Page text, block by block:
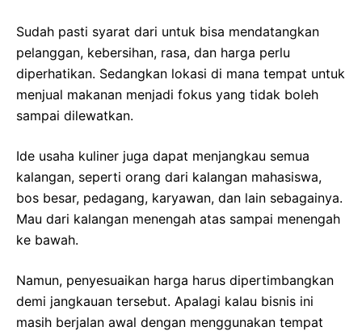
Sudah pasti syarat dari untuk bisa mendatangkan
pelanggan, kebersihan, rasa, dan harga perlu
diperhatikan. Sedangkan lokasi di mana tempat untuk
menjual makanan menjadi fokus yang tidak boleh
sampai dilewatkan.
Ide usaha kuliner juga dapat menjangkau semua
kalangan, seperti orang dari kalangan mahasiswa,
bos besar, pedagang, karyawan, dan lain sebagainya.
Mau dari kalangan menengah atas sampai menengah
ke bawah.
Namun, penyesuaikan harga harus dipertimbangkan
demi jangkauan tersebut. Apalagi kalau bisnis ini
masih berjalan awal dengan menggunakan tempat